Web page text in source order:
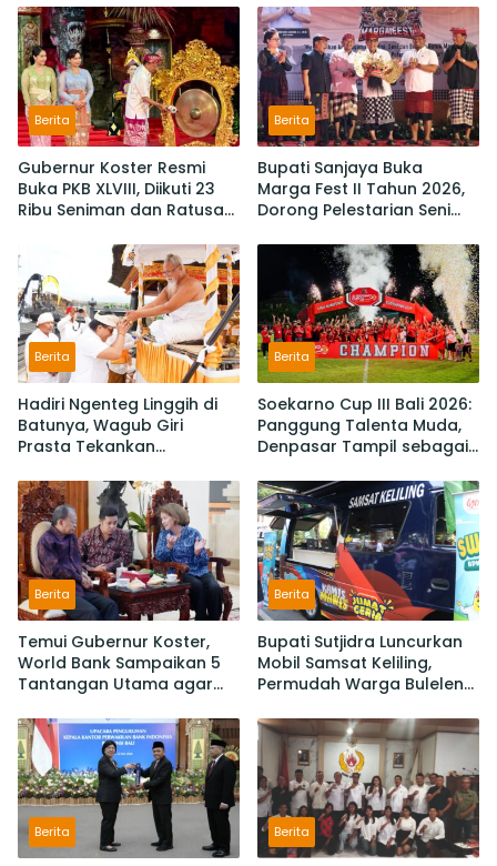
Berita
Gubernur Koster Resmi
Buka PKB XLVIII, Diikuti 23
Ribu Seniman dan Ratusan
IKM/UMKM Digratiskan
Berita
Bupati Sanjaya Buka
Marga Fest II Tahun 2026,
Dorong Pelestarian Seni
Potensi Lokal
Berita
Hadiri Ngenteg Linggih di
Batunya, Wagub Giri
Prasta Tekankan
Royong dan Persatuan
Krama
Berita
Soekarno Cup III Bali 2026:
Panggung Talenta Muda,
Denpasar Tampil sebagai
Badung 3-2
Berita
Temui Gubernur Koster,
World Bank Sampaikan 5
Tantangan Utama agar
Tetap jadi Primadona
Berita
Bupati Sutjidra Luncurkan
Mobil Samsat Keliling,
Permudah Warga Buleleng
Berita Berita